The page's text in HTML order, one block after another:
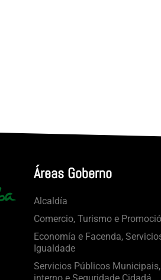
Áreas Goberno
Alcaldía
Comercio, Turismo e
Economía e Facenda,
Igualdade
Servicios Públicos